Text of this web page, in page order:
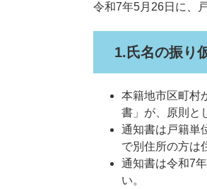
令和7年5月26日に、
1.氏名の振り
本籍地市区町村
書」が、原則と
通知書は戸籍単
で別住所の方は
通知書は令和7
い。